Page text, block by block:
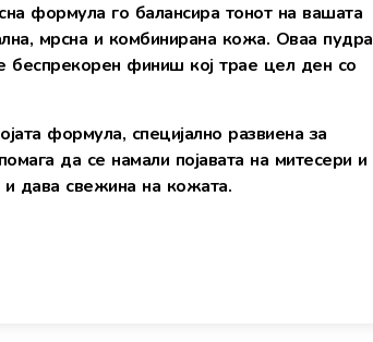
формула го балансира тонот на вашата
мрсна и комбинирана кожа. Oваа пудра
беспрекорен финиш кој трае цел ден со
формула, специјално развиена за
да се намали појавата на митесери и
и дава свежина на кожата.